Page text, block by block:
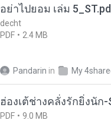
อย่าไปยอม เล่ม
decht
PDF
2.4 MB
Pandarin in My
ฮ่องเต้ช่างคลั่งรักยิ่งนัก-
PDF 9.0 MB